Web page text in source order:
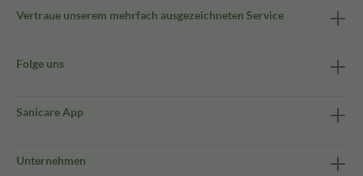
Vertraue unserem mehrfach ausgezeichneten Service
Folge uns
Sanicare App
Unternehmen